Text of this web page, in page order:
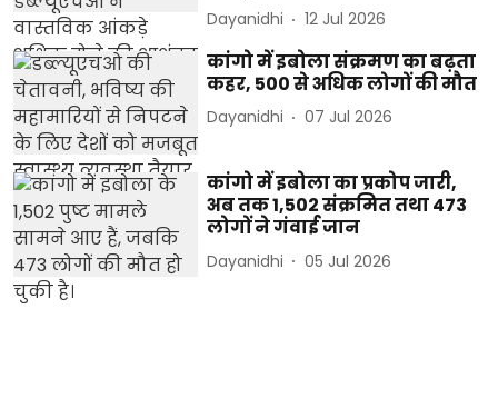
Dayanidhi 12 Jul 2026
कांगो में इबोला संक्रमण का बढ़ता
कहर, 500 से अधिक लोगों की मौत
Dayanidhi 07 Jul 2026
कांगो में इबोला का प्रकोप जारी,
अब तक 1,502 संक्रमित तथा 473
लोगों ने गंवाई जान
Dayanidhi 05 Jul 2026